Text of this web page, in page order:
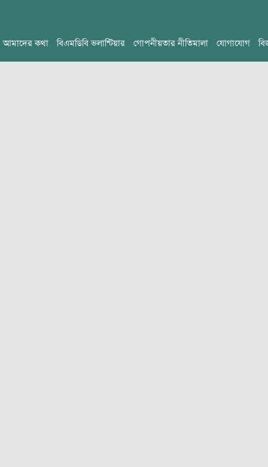
আমাদের কথা বিএমডিবি ভলান্টিয়ার গোপনীয়তার নীতিমালা যোগাযোগ